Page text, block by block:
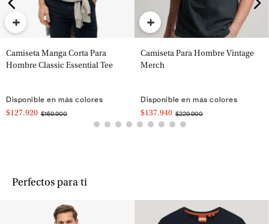
+
Camiseta Manga Corta Para
Hombre Classic Essential Tee
Disponible en más colores
$127.920 $159.900
+
Camiseta Para Hombre Vintage
Merch
Disponible en más colores
$137.940 $229.900
Perfectos para ti